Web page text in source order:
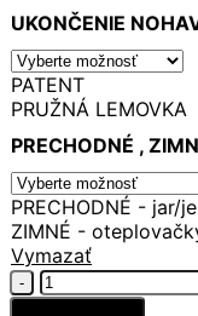
UKONČENIE
PATENT
PRUŽNÁ LEMOVKA
PRECHODNÉ ,
PRECHODNÉ - jar/
ZIMNÉ -
Vymazať
množstvo
Softshellové